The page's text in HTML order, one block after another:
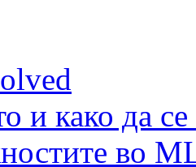
и како да
во